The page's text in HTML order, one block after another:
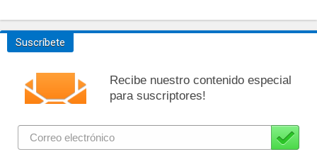
Suscríbete
Recibe nuestro contenido especial
para suscriptores!